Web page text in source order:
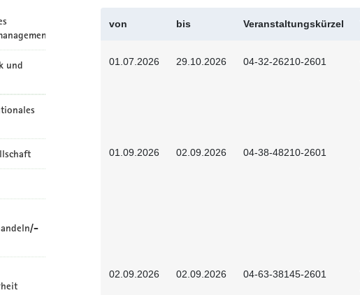
und
von bis Veranstaltungskürzel
01.07.2026 29.10.2026 04-32-26210-2601
01.09.2026 02.09.2026 04-38-48210-2601
02.09.2026 02.09.2026 04-63-38145-2601